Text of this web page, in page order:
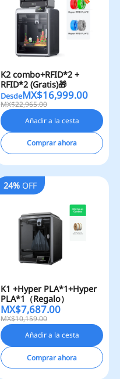
K2 combo+RFID*2 +
RFID*2 (Gratis)🎁
DesdeMX$16,999.00
MX$22,965.00
Añadir a la cesta
Comprar ahora
24%OFF
K1 +Hyper PLA*1+Hyper
PLA*1（Regalo）
MX$7,687.00
MX$10,159.00
Añadir a la cesta
Comprar ahora